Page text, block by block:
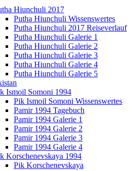
Hiunchuli 2017
Putha Hiunchuli Wissenswertes
Putha Hiunchuli 2017 Reiseverlauf
Putha Hiunchuli Galerie 1
Putha Hiunchuli Galerie 2
Putha Hiunchuli Galerie 3
Putha Hiunchuli Galerie 4
Putha Hiunchuli Galerie 5
Ismoil Somoni 1994
Pik Ismoil Somoni Wissenswertes
Pamir 1994 Tagebuch
Pamir 1994 Galerie 1
Pamir 1994 Galerie 2
Pamir 1994 Galerie 3
Pamir 1994 Galerie 4
Korschenevskaya 1994
Pik Korschenevskaya